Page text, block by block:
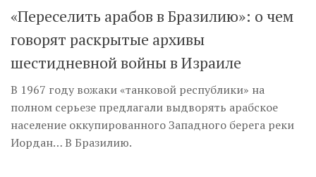
«Переселить арабов в Бразилию»: о чем
говорят раскрытые архивы
шестидневной войны в Израиле
В 1967 году вожаки «танковой республики» на
полном серьезе предлагали выдворять арабское
население оккупированного Западного берега реки
Иордан… В Бразилию.